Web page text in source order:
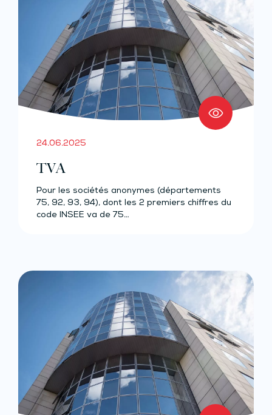
24.06.2025
TVA
Pour les sociétés anonymes (départements
75, 92, 93, 94), dont les 2 premiers chiffres du
code INSEE va de 75…